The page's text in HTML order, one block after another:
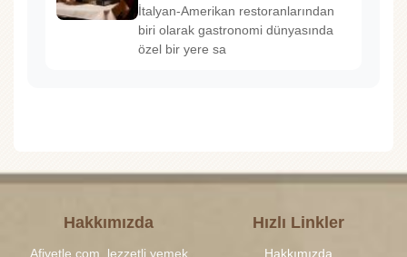
İtalyan-Amerikan restoranlarından
biri olarak gastronomi dünyasında
özel bir yere sa
Hakkımızda
Afiyetle.com, lezzetli yemek
Hızlı Linkler
Hakkımızda